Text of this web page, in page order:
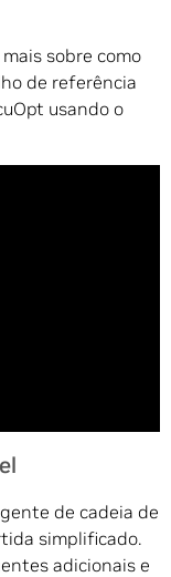
sobre como
de referência
usando o
de cadeia de
simplificado.
adicionais e